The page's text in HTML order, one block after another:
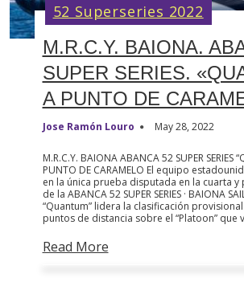
M.R.C.Y. BAIONA.
SUPER SERIES.
A PUNTO DE
Jose Ramón Louro May 28, 2022
M.R.C.Y. BAIONA ABANCA 52 SUPER SERIES
PUNTO DE CARAMELO El equipo
en la única prueba disputada en la cuarta
de la ABANCA 52 SUPER SERIES · BAIONA
“Quantum” lidera la clasificación
puntos de distancia sobre el “Platoon” que
Read More
52 Superseries 2022